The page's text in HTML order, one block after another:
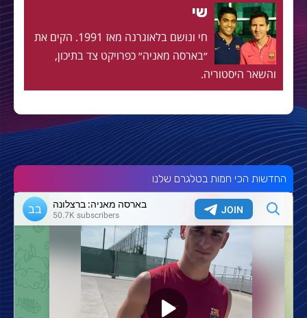
שי
חי ונושם בלאוגרנה מאז 1991. הקים את
״בארסה מאניה״ כפרויקט צד בתיכון,
והשאר היסטוריה.
החדשות הכי חמות בטלגרם שלנו